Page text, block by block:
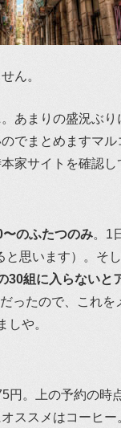
ん。
あまりの盛況ぶ
でまとめますマ
家サイトを確認し
のふたつのみ。1
思います）。そ
30組に入らないと
ったので、これを
しや。
円。上の予約の時
ススメはコーヒ